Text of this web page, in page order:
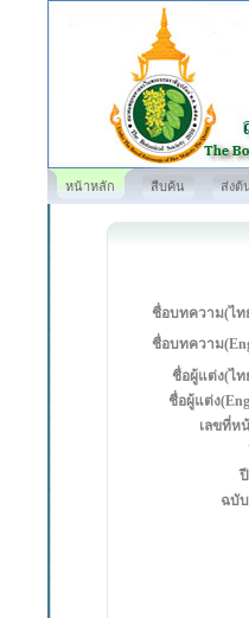
หน้าหลัก สืบค้น ส่งต้
ชื่อบทความ(ไท
ชื่อบทความ
ชื่อผู้แต่ง(ไท
ชื่อผู้แต่ง
เลขที่ห
ฉบั